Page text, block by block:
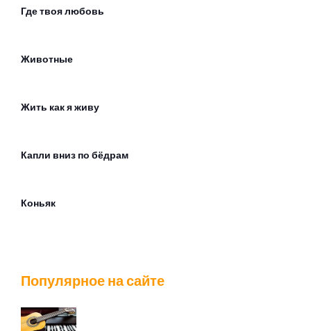
Где твоя любовь
Животные
Жить как я живу
Капли вниз по бёдрам
Коньяк
Популярное на сайте